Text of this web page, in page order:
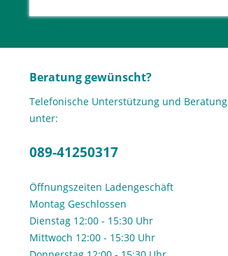
Beratung gewünscht?
Telefonische Unterstützung und Beratung
unter:
089-41250317
Öffnungszeiten Ladengeschäft
Montag Geschlossen
Dienstag 12:00 - 15:30 Uhr
Mittwoch 12:00 - 15:30 Uhr